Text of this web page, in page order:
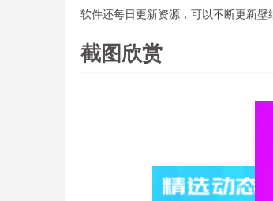
软件还每日更新资源，可以不断更新壁
截图欣赏